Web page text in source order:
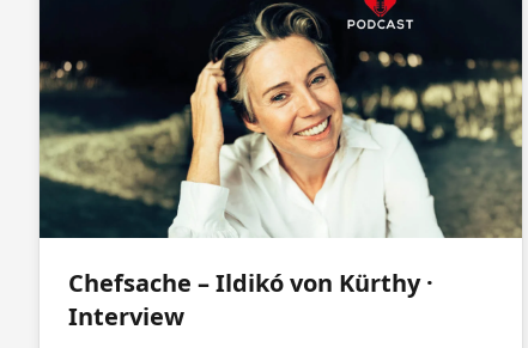
Chefsache – Ildikó von Kürthy ·
Interview